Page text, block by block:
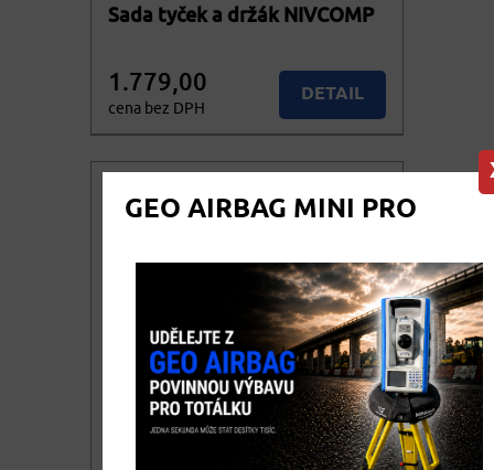
GEO AIRBAG MINI PRO
Sada tyček a držák NIVCOMP
1.779,00
cena bez DPH
DETAIL
KOUPIT
Talíř pro betonáž k sadě
NIVCOMP
679,00 DETAIL